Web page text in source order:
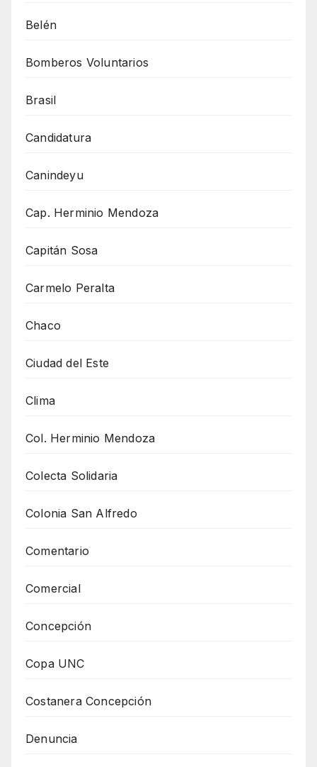
Belén
Bomberos Voluntarios
Brasil
Candidatura
Canindeyu
Cap. Herminio Mendoza
Capitán Sosa
Carmelo Peralta
Chaco
Ciudad del Este
Clima
Col. Herminio Mendoza
Colecta Solidaria
Colonia San Alfredo
Comentario
Comercial
Concepción
Copa UNC
Costanera Concepción
Denuncia